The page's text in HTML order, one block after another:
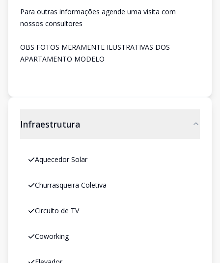
Para outras informações agende uma visita com
nossos consultores
OBS FOTOS MERAMENTE ILUSTRATIVAS DOS
APARTAMENTO MODELO
Infraestrutura
Aquecedor Solar
Churrasqueira Coletiva
Circuito de TV
Coworking